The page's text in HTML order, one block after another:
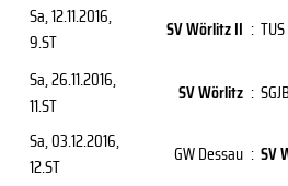
Sa, 12.11.2016,
9.ST
SV Wörlitz II :
Sa, 26.11.2016,
11.ST
SV Wörlitz : SGJB
Sa, 03.12.2016,
12.ST
GW Dessau : SV